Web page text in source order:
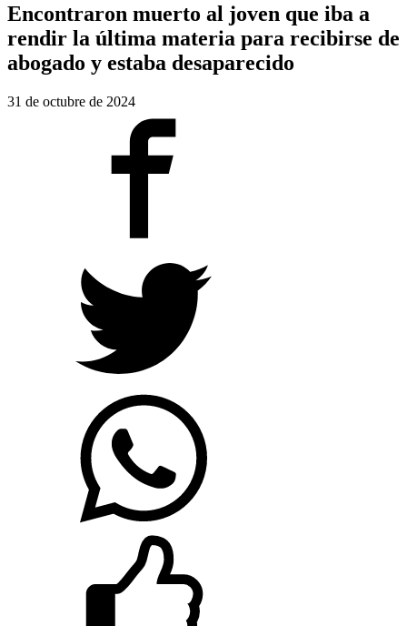
Encontraron muerto al joven que iba a
rendir la última materia para recibirse de
abogado y estaba desaparecido
31 de octubre de 2024